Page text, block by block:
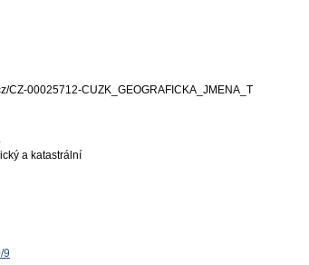
CZ-00025712-CUZK_GEOGRAFICKA_JMENA_T
a katastrální
9